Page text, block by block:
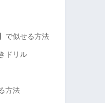
で似せる方法
ドリル
方法